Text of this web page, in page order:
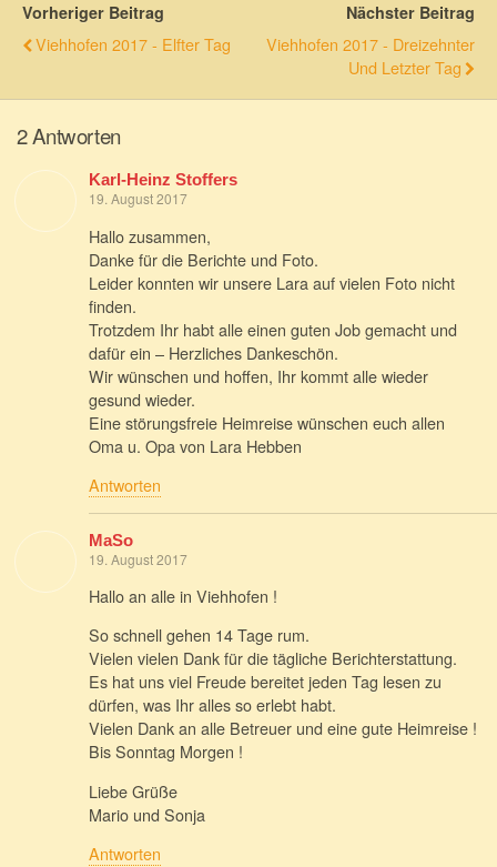
Vorheriger Beitrag
Viehhofen 2017 - Elfter Tag
Nächster Beitrag
Viehhofen 2017 - Dreizehnter
Und Letzter Tag
2 Antworten
Karl-Heinz Stoffers
19. August 2017
Hallo zusammen,
Danke für die Berichte und Foto.
Leider konnten wir unsere Lara auf vielen Foto nicht
finden.
Trotzdem Ihr habt alle einen guten Job gemacht und
dafür ein – Herzliches Dankeschön.
Wir wünschen und hoffen, Ihr kommt alle wieder
gesund wieder.
Eine störungsfreie Heimreise wünschen euch allen
Oma u. Opa von Lara Hebben
Antworten
MaSo
19. August 2017
Hallo an alle in Viehhofen !
So schnell gehen 14 Tage rum.
Vielen vielen Dank für die tägliche Berichterstattung.
Es hat uns viel Freude bereitet jeden Tag lesen zu
dürfen, was Ihr alles so erlebt habt.
Vielen Dank an alle Betreuer und eine gute Heimreise !
Bis Sonntag Morgen !
Liebe Grüße
Mario und Sonja
Antworten